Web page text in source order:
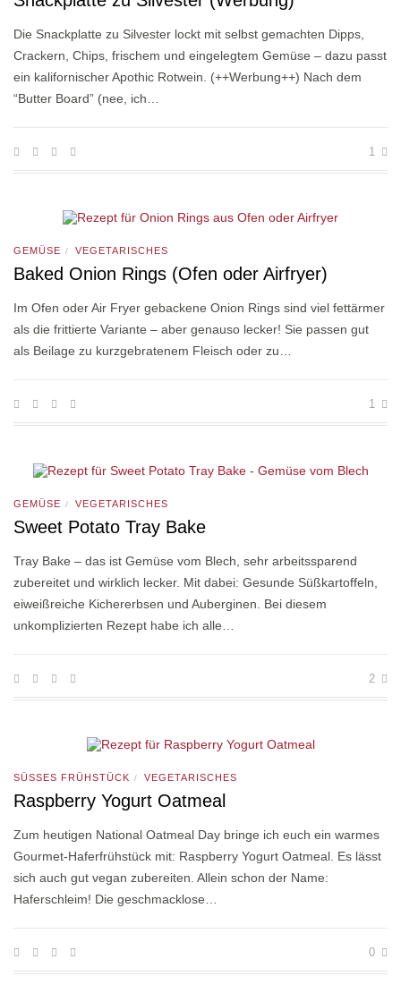
Die Snackplatte zu Silvester lockt mit selbst gemachten Dipps,
Crackern, Chips, frischem und eingelegtem Gemüse – dazu passt
ein kalifornischer Apothic Rotwein. (++Werbung++) Nach dem
“Butter Board” (nee, ich…
1
GEMÜSE / VEGETARISCHES
Baked Onion Rings (Ofen oder Airfryer)
Im Ofen oder Air Fryer gebackene Onion Rings sind viel fettärmer
als die frittierte Variante – aber genauso lecker! Sie passen gut
als Beilage zu kurzgebratenem Fleisch oder zu…
1
GEMÜSE / VEGETARISCHES
Sweet Potato Tray Bake
Tray Bake – das ist Gemüse vom Blech, sehr arbeitssparend
zubereitet und wirklich lecker. Mit dabei: Gesunde Süßkartoffeln,
eiweißreiche Kichererbsen und Auberginen. Bei diesem
unkomplizierten Rezept habe ich alle…
2
SÜSSES FRÜHSTÜCK / VEGETARISCHES
Raspberry Yogurt Oatmeal
Zum heutigen National Oatmeal Day bringe ich euch ein warmes
Gourmet-Haferfrühstück mit: Raspberry Yogurt Oatmeal. Es lässt
sich auch gut vegan zubereiten. Allein schon der Name:
Haferschleim! Die geschmacklose…
0